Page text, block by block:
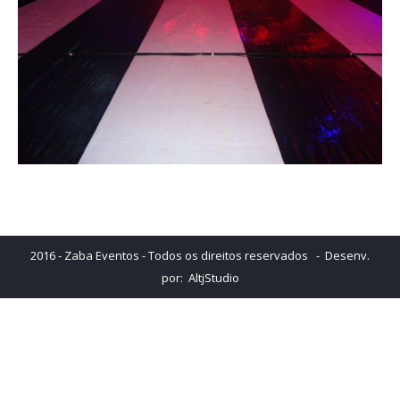
2016 - Zaba Eventos - Todos os direitos reservados - Desenv.
por: AltjStudio